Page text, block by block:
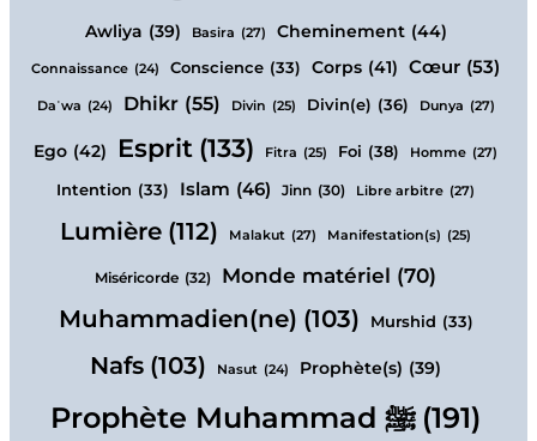
Awliya (39) Basira (27) Cheminement (44)
Connaissance (24) Conscience (33) Corps (41) Cœur (53)
Daʿwa (24) Dhikr (55) Divin (25) Divin(e) (36) Dunya (27)
Ego (42) Esprit (133) Fitra (25) Foi (38) Homme (27)
Intention (33) Islam (46) Jinn (30) Libre arbitre (27)
Lumière (112) Malakut (27) Manifestation(s) (25)
Miséricorde (32) Monde matériel (70)
Muhammadien(ne) (103) Murshid (33)
Nafs (103) Nasut (24) Prophète(s) (39)
Prophète Muhammad ﷺ (191)